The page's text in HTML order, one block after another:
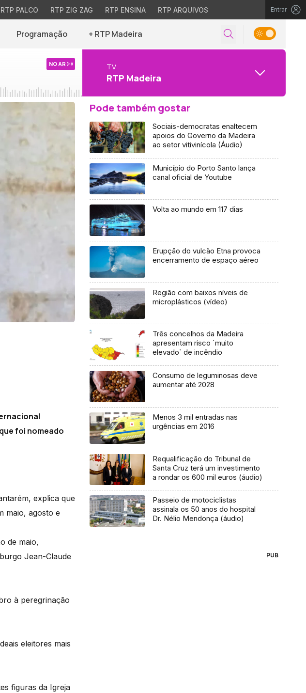
RTP PALCO RTP ZIG ZAG RTP ENSINA RTP ARQUIVOS Entrar
Programação + RTP Madeira
NO AR TV
RTP Madeira
foi nomeado
explica que
maio, agosto e
de maio,
Jean-Claude
à peregrinação
eleitores mais
figuras da Igreja
Pode também gostar
Sociais-democratas enaltecem
apoios do Governo da Madeira
ao setor vitivinícola (Áudio)
Município do Porto Santo lança
canal oficial de Youtube
Volta ao mundo em 117 dias
Erupção do vulcão Etna provoca
encerramento de espaço aéreo
Região com baixos níveis de
microplásticos (vídeo)
Três concelhos da Madeira
apresentam risco `muito
elevado` de incêndio
Consumo de leguminosas deve
aumentar até 2028
Menos 3 mil entradas nas
urgências em 2016
Requalificação do Tribunal de
Santa Cruz terá um investimento
a rondar os 600 mil euros (áudio)
Passeio de motociclistas
assinala os 50 anos do hospital
Dr. Nélio Mendonça (áudio)
PUB